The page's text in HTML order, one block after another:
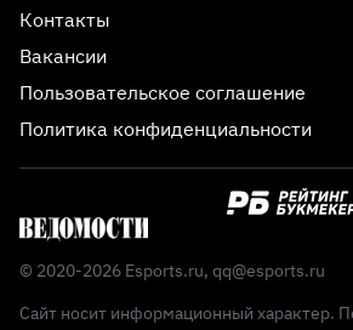
Контакты
Вакансии
Пользовательское соглашение
Политика конфиденциальности
© 2020-2026 Esports.ru, qq@esports.ru
Сайт носит информационный характер.